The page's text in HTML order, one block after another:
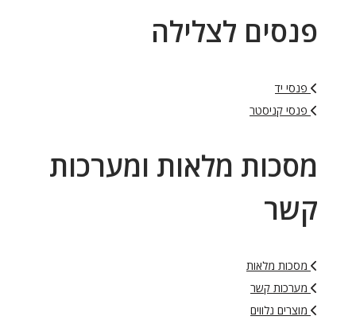
פנסים לצלילה
פנסי יד
פנסי קניסטר
מסכות מלאות ומערכות
קשר
מסכות מלאות
מערכות קשר
מוצרים נלווים